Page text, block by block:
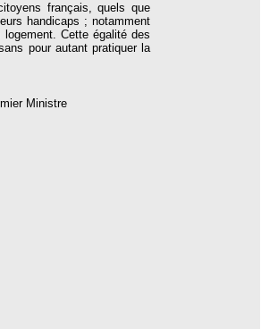
français, quels que
handicaps ; notamment
logement. Cette égalité des
pour autant pratiquer la
Ministre